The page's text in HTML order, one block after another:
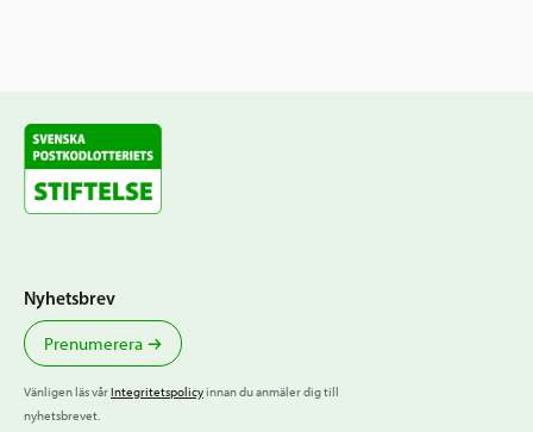
Nyhetsbrev
Prenumerera
Vänligen läs vårIntegritetspolicyinnan du anmäler dig till
nyhetsbrevet.